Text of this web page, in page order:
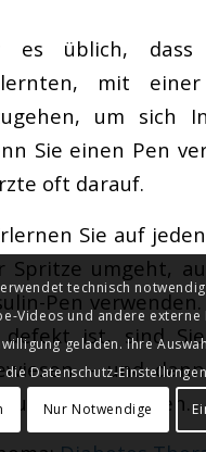
es üblich,
mit einer
um sich
Sie einen Pen
oft darauf.
Sie auf
Spritze umgeht,
Pen
defekt ist, sind
– und
umgehen können.
technisch
Videos und andere externe
geladen. Ihre
Datenschutz-
Nur Notwendige